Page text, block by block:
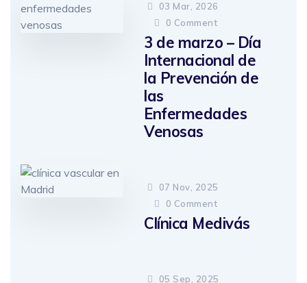
03 Mar, 2026
0 Comment
3 de marzo – Día
Internacional de
la Prevención de
las
Enfermedades
Venosas
07 Nov, 2025
0 Comment
Clínica Medivás
05 Sep, 2025